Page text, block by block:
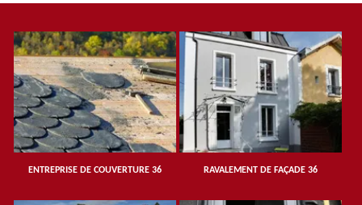
ENTREPRISE DE COUVERTURE 36 RAVALEMENT DE FAÇADE 36